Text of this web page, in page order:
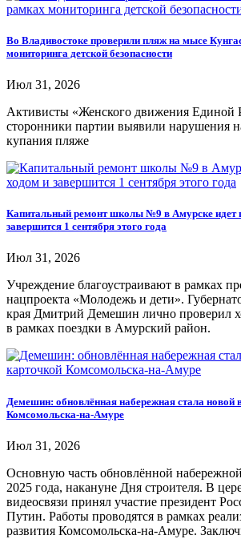
Во Владивостоке проверили пляж на мысе
мониторинга детской безопасности
Июл 31, 2026
Активисты «Женского движения Единой
сторонники партии выявили нарушения
купания пляже
Капитальный ремонт школы №9 в Амурске идет
завершится 1 сентября этого года
Июл 31, 2026
Учреждение благоустраивают в рамках
нацпроекта «Молодежь и дети».
края Дмитрий Демешин лично проверил
в рамках поездки в Амурский район.
Демешин: обновлённая набережная стала новой
Комсомольска-на-Амуре
Июл 31, 2026
Основную часть обновлённой
2025 года, накануне Дня строителя. В
видеосвязи принял участие президент
Путин. Работы проводятся в рамках
развития Комсомольска-на-Амуре.